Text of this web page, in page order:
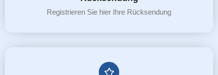
Registrieren Sie hier Ihre Rücksendung